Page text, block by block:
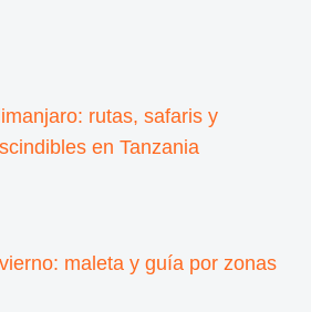
rutas, safaris y
en Tanzania
maleta y guía por zonas